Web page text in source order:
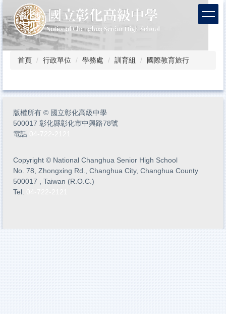
到
主
要
內
首頁 行政單位 學務處 訓育組 國際教育旅行
版權所有 © 國立彰化高級中學
500017 彰化縣彰化市中興路78號
電話
Copyright © National Changhua Senior High School
No. 78, Zhongxing Rd., Changhua City, Changhua County
500017 , Taiwan (R.O.C.)
Tel.